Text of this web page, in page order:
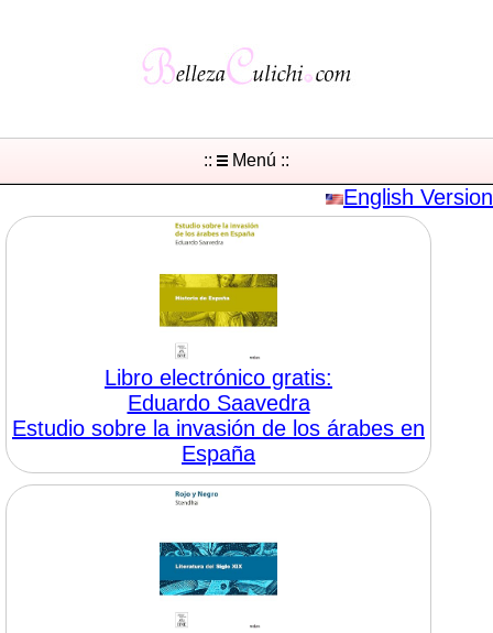
:: Menú ::
English Version
Libro electrónico gratis:
Eduardo Saavedra
Estudio sobre la invasión de los árabes en
España